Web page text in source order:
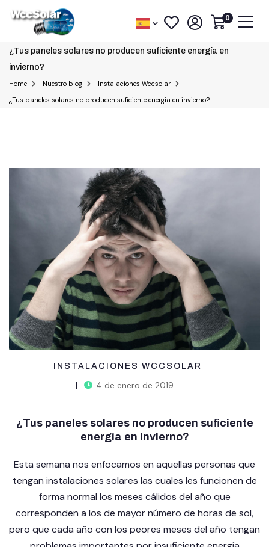
0
¿Tus paneles solares no producen suficiente energía en
invierno?
Home Nuestro blog
Instalaciones Wccsolar
¿Tus paneles solares no producen suficiente energía en invierno?
INSTALACIONES WCCSOLAR
4 de enero de 2019
¿Tus paneles solares no producen suficiente
energía en invierno?
Esta semana nos enfocamos en aquellas personas que
tengan instalaciones solares las cuales les funcionen de
forma normal los meses cálidos del año que
corresponden a los de mayor número de horas de sol,
pero que cada año con los peores meses del año tengan